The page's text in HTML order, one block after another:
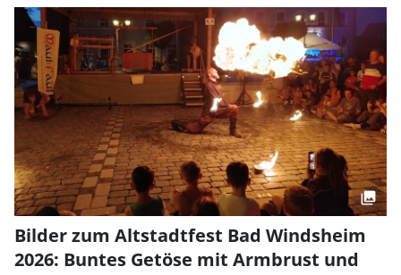
Bilder zum Altstadtfest Bad Windsheim
2026: Buntes Getöse mit Armbrust und